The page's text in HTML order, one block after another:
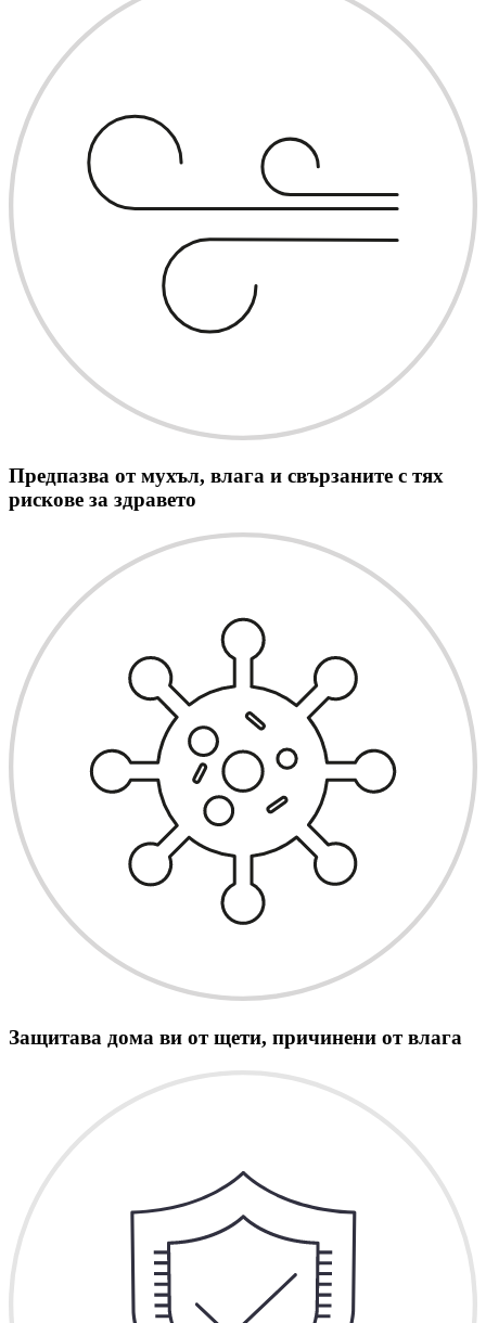
Предпазва от мухъл, влага и свързаните с тях
рискове за здравето
Защитава дома ви от щети, причинени от влага